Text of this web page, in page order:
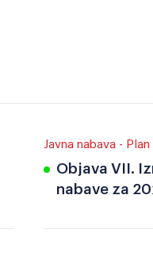
Javna nabava -
Objava VII.
nabave za